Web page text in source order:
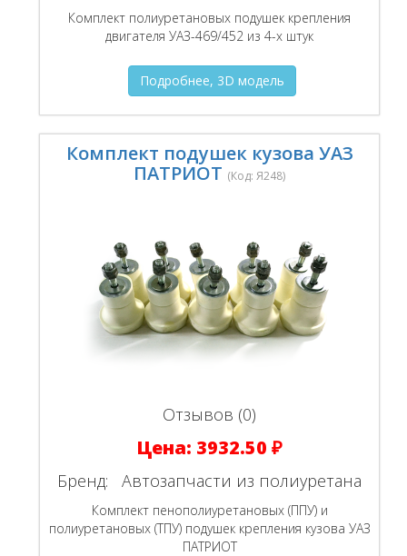
Комплект полиуретановых подушек крепления
двигателя УАЗ-469/452 из 4-х штук
Подробнее, 3D модель
Комплект подушек кузова УАЗ
ПАТРИОТ (Код:Я248)
Отзывов (0)
Цена: 3932.50 ₽
Бренд: Автозапчасти из полиуретана
Комплект пенополиуретановых (ППУ) и
полиуретановых (ТПУ) подушек крепления кузова УАЗ
ПАТРИОТ